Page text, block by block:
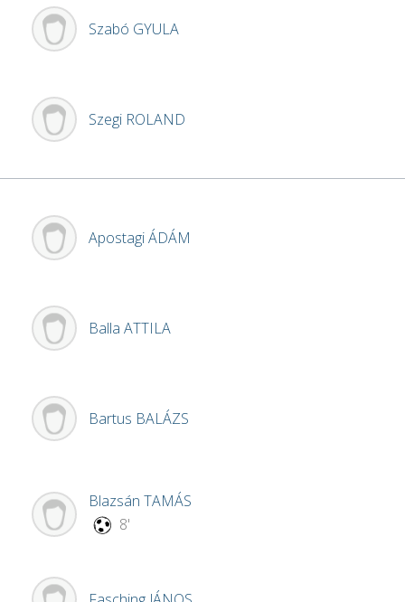
Szabó GYULA
Szegi ROLAND
ApostagiÁDÁM
Balla ATTILA
Bartus BALÁZS
Blazsán TAMÁS
8'